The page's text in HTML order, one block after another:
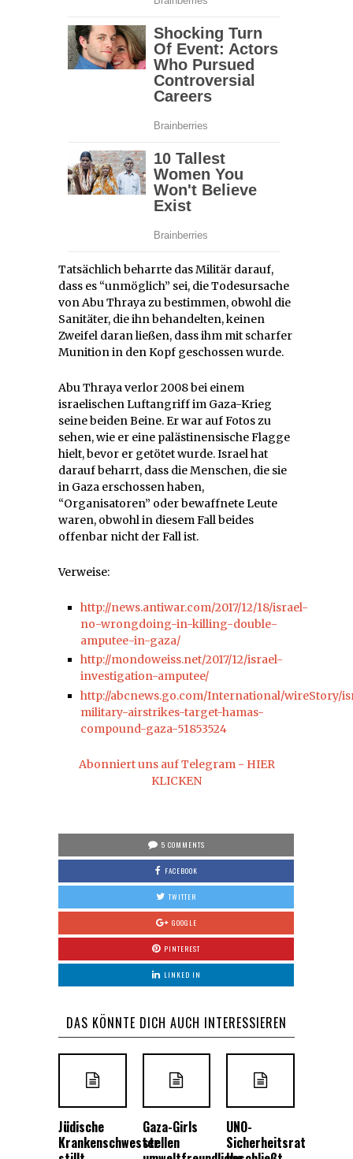
Tatsächlich beharrte das Militär darauf,
dass es “unmöglich” sei, die Todesursache
von Abu Thraya zu bestimmen, obwohl die
Sanitäter, die ihn behandelten, keinen
Zweifel daran ließen, dass ihm mit scharfer
Munition in den Kopf geschossen wurde.
Abu Thraya verlor 2008 bei einem
israelischen Luftangriff im Gaza-Krieg
seine beiden Beine. Er war auf Fotos zu
sehen, wie er eine palästinensische Flagge
hielt, bevor er getötet wurde. Israel hat
darauf beharrt, dass die Menschen, die sie
in Gaza erschossen haben,
“Organisatoren” oder bewaffnete Leute
waren, obwohl in diesem Fall beides
offenbar nicht der Fall ist.
Verweise:
http://news.antiwar.com/2017/12/18/israel-
no-wrongdoing-in-killing-double-
amputee-in-gaza/
http://mondoweiss.net/2017/12/israel-
investigation-amputee/
http://abcnews.go.com/International/wireStory/
military-airstrikes-target-hamas-
compound-gaza-51853524
Abonniert uns auf Telegram - HIER
KLICKEN
5 COMMENTS
FACEBOOK
TWITTER
GOOGLE
PINTEREST
LINKED IN
DAS KÖNNTE DICH AUCH INTERESSIEREN
Jüdische
Krankenschwester
Gaza-Girls
stellen
UNO-
Sicherheitsrat